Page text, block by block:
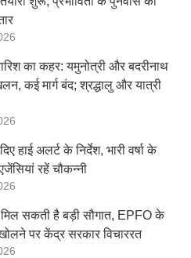
का कहर: यमुनोत्री और बदरीनाथ
कई मार्ग बंद; श्रद्धालु और यात्री
हाई अलर्ट के निर्देश, भारी वर्षा के
रहें चौकन्नी
मिल सकती है बड़ी सौगात, EPFO के
पर केंद्र सरकार विचाररत